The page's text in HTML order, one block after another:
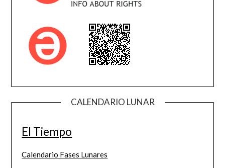
CALENDARIO LUNAR
El Tiempo
Calendario Fases Lunares